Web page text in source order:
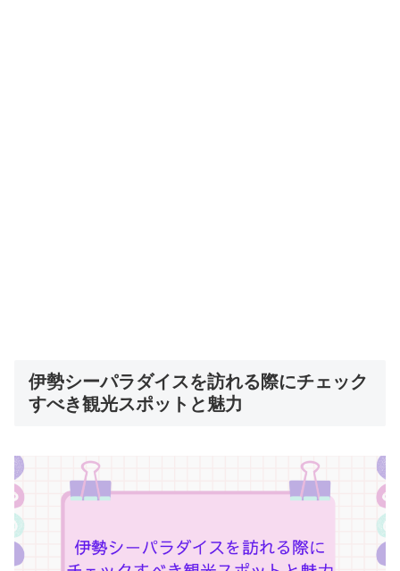
伊勢シーパラダイスを訪れる際にチェック
すべき観光スポットと魅力